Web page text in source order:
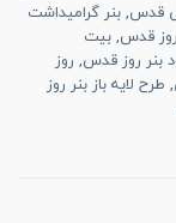
قدس, بنر گرامیداشت
روز قدس, بیت
بنر روز قدس, روز
, طرح لایه باز بنر روز